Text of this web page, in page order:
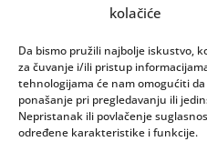
kolačiće
Da bismo pružili najbolje iskustvo,
za čuvanje i/ili pristup
tehnologijama će nam omogućiti
ponašanje pri pregledavanju ili
Nepristanak ili povlačenje
određene karakteristike i funkcije.
Jadranko